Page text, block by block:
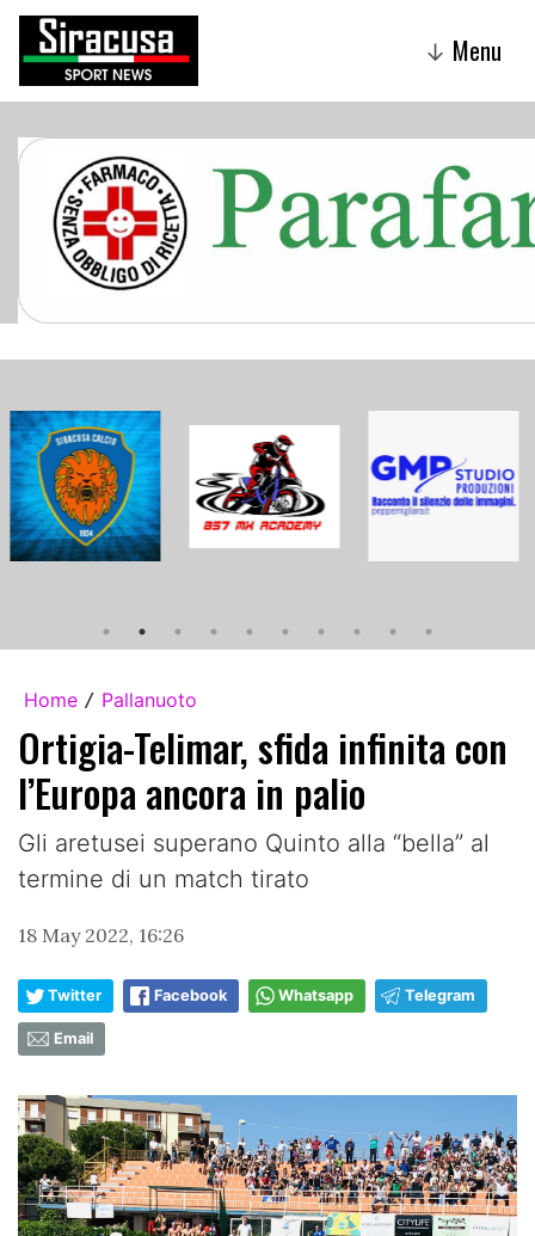
↓ Menu
Home / Pallanuoto
Ortigia-Telimar, sfida infinita con
l’Europa ancora in palio
Gli aretusei superano Quinto alla “bella” al
termine di un match tirato
18 May 2022, 16:26
Twitter Facebook Whatsapp Telegram
Email